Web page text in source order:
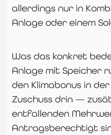
allerdings nur in
Anlage oder einem
Was das konkret
Anlage mit Speicher
den Klimabonus in
Zuschuss drin —
entfallenden
Antragsberechtigt